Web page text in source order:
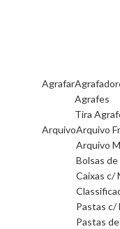
Agrafar
Agrafes
Tira
ArquivoArquivo
Arquivo
Bolsas
Caixas c/
Pastas c/
Pastas